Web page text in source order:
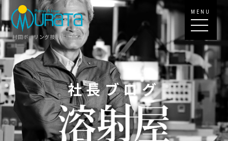
村田ボーリング技研株式会社
MENU
社長ブログ